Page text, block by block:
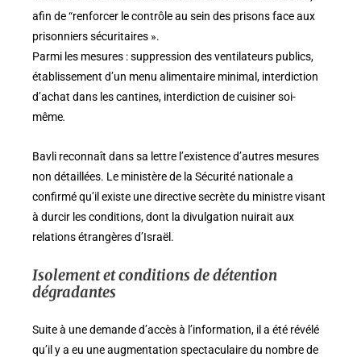
afin de “renforcer le contrôle au sein des prisons face aux
prisonniers sécuritaires ».
Parmi les mesures : suppression des ventilateurs publics,
établissement d’un menu alimentaire minimal, interdiction
d’achat dans les cantines, interdiction de cuisiner soi-
même.
Bavli reconnaît dans sa lettre l’existence d’autres mesures
non détaillées. Le ministère de la Sécurité nationale a
confirmé qu’il existe une directive secrète du ministre visant
à durcir les conditions, dont la divulgation nuirait aux
relations étrangères d’Israël.
Isolement et conditions de détention
dégradantes
Suite à une demande d’accès à l’information, il a été révélé
qu’il y a eu une augmentation spectaculaire du nombre de